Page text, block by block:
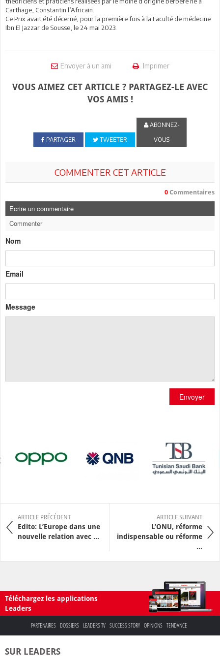
Carthage, Constantin l’Africain.
Ce Prix avait été décerné, pour la première fois à la Faculté de médecine
Ibn El Jazzar de Sousse, le 24 mai 2023.
Envoyer à un ami Imprimer
VOUS AIMEZ CET ARTICLE ? PARTAGEZ-LE AVEC
VOS AMIS !
PARTAGER TWEETER
ABONNEZ-
VOUS
COMMENTER CET ARTICLE
0 Commentaires
Ecrire un commentaire
Commenter
Nom
Email
Message
Envoyer
ARTICLE PRÉCÉDENT
Edito: L’Europe dans une
nouvelle relation avec ...
ARTICLE SUIVANT
L’ONU, réforme
indispensable ou réforme
...
Téléchargez les applications
Leaders
PARTENAIRES DOSSIERS LEADERS TV SUCCESS STORY OPINIONS TENDANCE
SUR LEADERS